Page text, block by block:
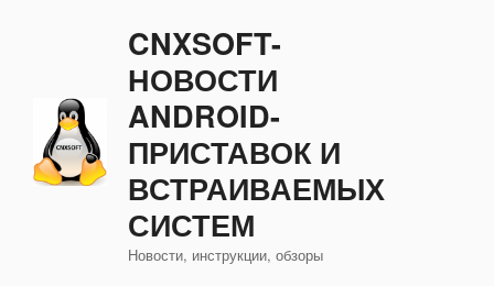
CNXSOFT-
НОВОСТИ
ANDROID-
ПРИСТАВОК И
ВСТРАИВАЕМЫХ
СИСТЕМ
Новости, инструкции, обзоры